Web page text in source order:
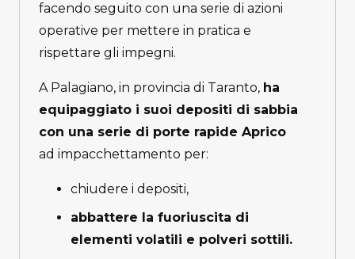
facendo seguito con una serie di azioni
operative per mettere in pratica e
rispettare gli impegni.
A Palagiano, in provincia di Taranto, ha
equipaggiato i suoi depositi di sabbia
con una serie di porte rapide Aprico
ad impacchettamento per:
chiudere i depositi,
abbattere la fuoriuscita di
elementi volatili e polveri sottili.